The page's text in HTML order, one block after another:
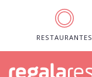
RESTAURANTES